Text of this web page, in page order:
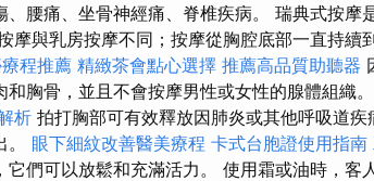
腰痛、坐骨神經痛、脊椎疾病。 瑞典式按摩
摩與乳房按摩不同；按摩從胸腔底部一直持續
程推薦 精緻茶會點心選擇 推薦高品質助聽器
胸骨，並且不會按摩男性或女性的腺體組織。
析 拍打胸部可有效釋放因肺炎或其他呼吸道
眼下細紋改善醫美療程 卡式台胞證使用指南
們可以放鬆和充滿活力。 使用霜或油時，客